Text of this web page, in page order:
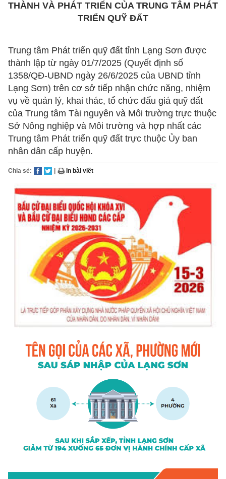
THÀNH VÀ PHÁT TRIỂN CỦA TRUNG TÂM PHÁT
TRIỂN QUỸ ĐẤT
Trung tâm Phát triển quỹ đất tỉnh Lạng Sơn được
thành lập từ ngày 01/7/2025 (Quyết định số
1358/QĐ-UBND ngày 26/6/2025 của UBND tỉnh
Lạng Sơn) trên cơ sở tiếp nhận chức năng, nhiệm
vụ về quản lý, khai thác, tổ chức đấu giá quỹ đất
của Trung tâm Tài nguyên và Môi trường trực thuộc
Sở Nông nghiệp và Môi trường và hợp nhất các
Trung tâm Phát triển quỹ đất trực thuộc Ủy ban
nhân dân cấp huyện.
Chia sẻ: In bài viết